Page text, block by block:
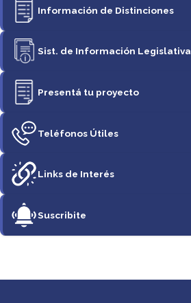
Información de Distinciones
Sist. de Información Legislativa
Presentá tu proyecto
Teléfonos Útiles
Links de Interés
Suscribite